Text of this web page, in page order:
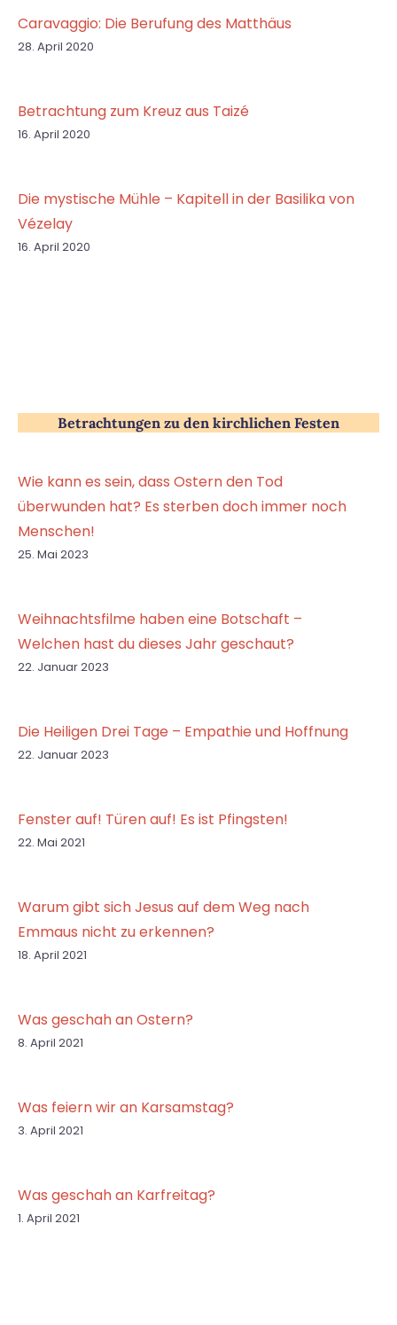
Caravaggio: Die Berufung des Matthäus
28. April 2020
Betrachtung zum Kreuz aus Taizé
16. April 2020
Die mystische Mühle – Kapitell in der Basilika von
Vézelay
16. April 2020
Betrachtungen zu den kirchlichen Festen
Wie kann es sein, dass Ostern den Tod
überwunden hat? Es sterben doch immer noch
Menschen!
25. Mai 2023
Weihnachtsfilme haben eine Botschaft –
Welchen hast du dieses Jahr geschaut?
22. Januar 2023
Die Heiligen Drei Tage – Empathie und Hoffnung
22. Januar 2023
Fenster auf! Türen auf! Es ist Pfingsten!
22. Mai 2021
Warum gibt sich Jesus auf dem Weg nach
Emmaus nicht zu erkennen?
18. April 2021
Was geschah an Ostern?
8. April 2021
Was feiern wir an Karsamstag?
3. April 2021
Was geschah an Karfreitag?
1. April 2021